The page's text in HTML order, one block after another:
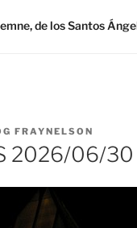
de los Santos
FRAYNELSON
2026/06/30